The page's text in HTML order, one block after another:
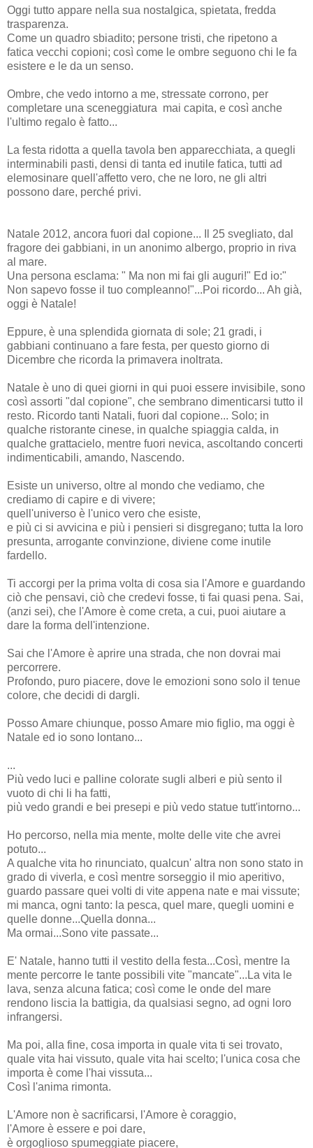
Oggi tutto appare nella sua nostalgica, spietata, fredda
trasparenza.
Come un quadro sbiadito; persone tristi, che ripetono a
fatica vecchi copioni; così come le ombre seguono chi le fa
esistere e le da un senso.
Ombre, che vedo intorno a me, stressate corrono, per
completare una sceneggiatura mai capita, e così anche
l'ultimo regalo è fatto...
La festa ridotta a quella tavola ben apparecchiata, a quegli
interminabili pasti, densi di tanta ed inutile fatica, tutti ad
elemosinare quell'affetto vero, che ne loro, ne gli altri
possono dare, perché privi.
Natale 2012, ancora fuori dal copione... Il 25 svegliato, dal
fragore dei gabbiani, in un anonimo albergo, proprio in riva
al mare.
Una persona esclama: " Ma non mi fai gli auguri!" Ed io:"
Non sapevo fosse il tuo compleanno!"...Poi ricordo... Ah già,
oggi è Natale!
Eppure, è una splendida giornata di sole; 21 gradi, i
gabbiani continuano a fare festa, per questo giorno di
Dicembre che ricorda la primavera inoltrata.
Natale è uno di quei giorni in qui puoi essere invisibile, sono
così assorti "dal copione", che sembrano dimenticarsi tutto il
resto. Ricordo tanti Natali, fuori dal copione... Solo; in
qualche ristorante cinese, in qualche spiaggia calda, in
qualche grattacielo, mentre fuori nevica, ascoltando concerti
indimenticabili, amando, Nascendo.
Esiste un universo, oltre al mondo che vediamo, che
crediamo di capire e di vivere;
quell'universo è l'unico vero che esiste,
e più ci si avvicina e più i pensieri si disgregano; tutta la loro
presunta, arrogante convinzione, diviene come inutile
fardello.
Ti accorgi per la prima volta di cosa sia l'Amore e guardando
ciò che pensavi, ciò che credevi fosse, ti fai quasi pena. Sai,
(anzi sei), che l'Amore è come creta, a cui, puoi aiutare a
dare la forma dell'intenzione.
Sai che l'Amore è aprire una strada, che non dovrai mai
percorrere.
Profondo, puro piacere, dove le emozioni sono solo il tenue
colore, che decidi di dargli.
Posso Amare chiunque, posso Amare mio figlio, ma oggi è
Natale ed io sono lontano...
...
Più vedo luci e palline colorate sugli alberi e più sento il
vuoto di chi li ha fatti,
più vedo grandi e bei presepi e più vedo statue tutt'intorno...
Ho percorso, nella mia mente, molte delle vite che avrei
potuto...
A qualche vita ho rinunciato, qualcun' altra non sono stato in
grado di viverla, e così mentre sorseggio il mio aperitivo,
guardo passare quei volti di vite appena nate e mai vissute;
mi manca, ogni tanto: la pesca, quel mare, quegli uomini e
quelle donne...Quella donna...
Ma ormai...Sono vite passate...
E' Natale, hanno tutti il vestito della festa...Così, mentre la
mente percorre le tante possibili vite "mancate"...La vita le
lava, senza alcuna fatica; così come le onde del mare
rendono liscia la battigia, da qualsiasi segno, ad ogni loro
infrangersi.
Ma poi, alla fine, cosa importa in quale vita ti sei trovato,
quale vita hai vissuto, quale vita hai scelto; l'unica cosa che
importa è come l'hai vissuta...
Così l'anima rimonta.
L'Amore non è sacrificarsi, l'Amore è coraggio,
l'Amore è essere e poi dare,
è orgoglioso spumeggiate piacere,